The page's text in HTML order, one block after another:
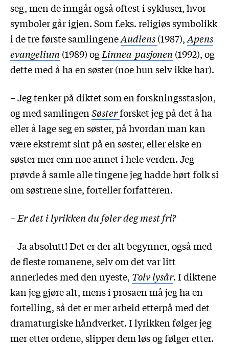
seg, men de inngår også oftest i sykluser, hvor
symboler går igjen. Som f.eks. religiøs symbolikk
i de tre første samlingeneAudiens(1987),Apens
evangelium(1989)ogLinnea-pasjonen(1992), og
dette med å ha en søster (noe hun selv ikke har).
– Jeg tenker på diktet som en forskningsstasjon,
og med samlingenSøsterforsket jeg på det å ha
eller å lage seg en søster, på hvordan man kan
være ekstremt sint på en søster, eller elske en
søster mer enn noe annet i hele verden. Jeg
prøvde å samle alle tingene jeg hadde hørt folk si
om søstrene sine, forteller forfatteren.
–Er det i lyrikken du føler deg mest fri?
– Ja absolutt! Det er der alt begynner, også med
de fleste romanene, selv om det var litt
annerledes med den nyeste, Tolv lysår. I diktene
kan jeg gjøre alt, mens i prosaen må jeg ha en
fortelling, så det er mer arbeid etterpå med det
dramaturgiske håndverket. I lyrikken følger jeg
mer etter ordene, slipper dem løs og følger etter.